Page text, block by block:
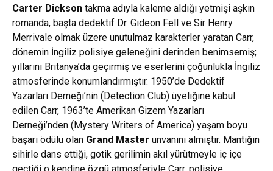
Carter Dickson takma adıyla kaleme aldığı yetmişi aşkın
romanda, başta dedektif Dr. Gideon Fell ve Sir Henry
Merrivale olmak üzere unutulmaz karakterler yaratan Carr,
dönemin İngiliz polisiye geleneğini derinden benimsemiş;
yıllarını Britanya’da geçirmiş ve eserlerini çoğunlukla İngiliz
atmosferinde konumlandırmıştır. 1950’de Dedektif
Yazarları Derneği’nin (Detection Club) üyeliğine kabul
edilen Carr, 1963’te Amerikan Gizem Yazarları
Derneği’nden (Mystery Writers of America) yaşam boyu
başarı ödülü olan Grand Master unvanını almıştır. Mantığın
sihirle dans ettiği, gotik gerilimin akıl yürütmeyle iç içe